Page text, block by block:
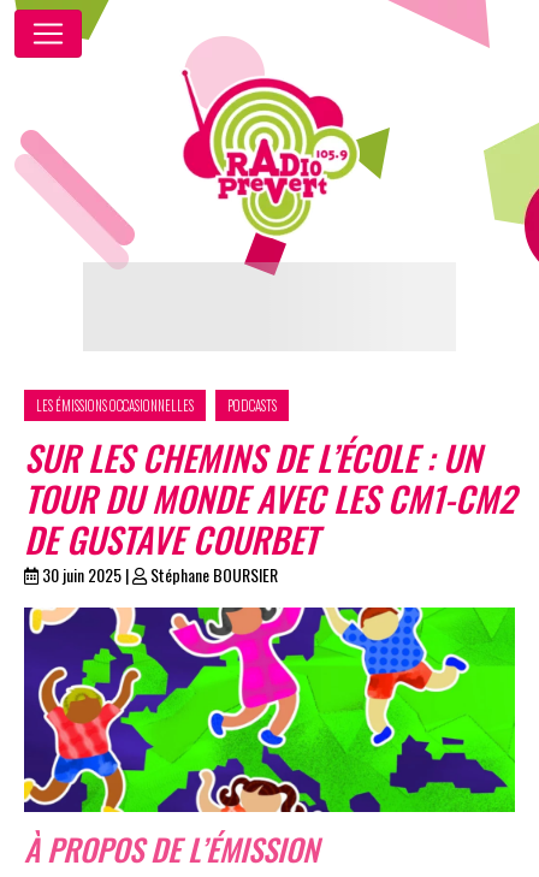
LES ÉMISSIONS OCCASIONNELLES PODCASTS
SUR LES CHEMINS DE L’ÉCOLE : UN
TOUR DU MONDE AVEC LES CM1-CM2
DE GUSTAVE COURBET
30 juin 2025| Stéphane BOURSIER
À PROPOS DE L’ÉMISSION